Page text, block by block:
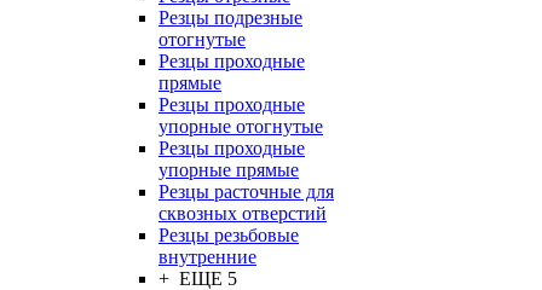
Резцы подрезные
отогнутые
Резцы проходные
прямые
Резцы проходные
упорные отогнутые
Резцы проходные
упорные прямые
Резцы расточные для
сквозных отверстий
Резцы резьбовые
внутренние
+ ЕЩЕ 5